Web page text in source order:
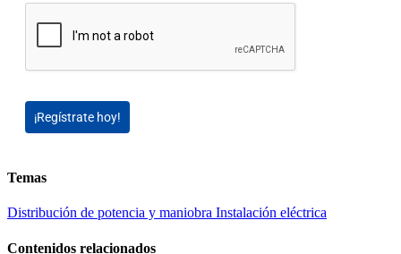
¡Regístrate hoy!
Temas
Distribución de potencia y maniobra Instalación eléctrica
Contenidos relacionados